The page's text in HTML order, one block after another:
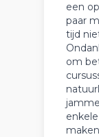
een
paar
tijd
om